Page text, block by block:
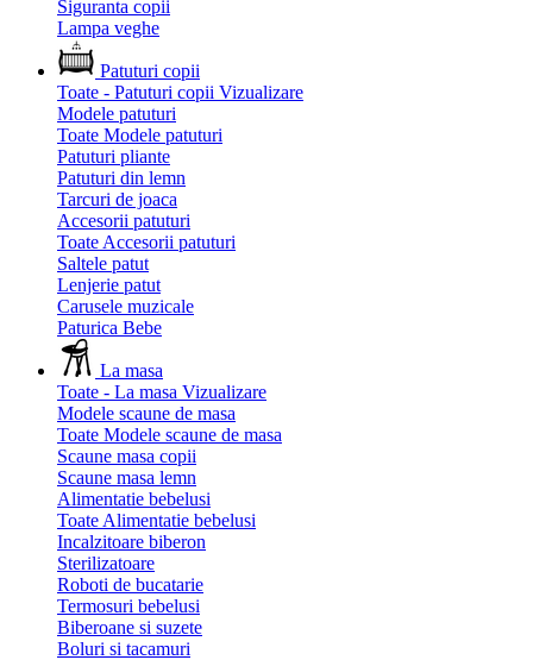
Siguranta copii
Lampa veghe
Patuturi copii
Toate - Patuturi copii Vizualizare
Modele patuturi
Toate Modele patuturi
Patuturi pliante
Patuturi din lemn
Tarcuri de joaca
Accesorii patuturi
Toate Accesorii patuturi
Saltele patut
Lenjerie patut
Carusele muzicale
Paturica Bebe
La masa
Toate - La masa Vizualizare
Modele scaune de masa
Toate Modele scaune de masa
Scaune masa copii
Scaune masa lemn
Alimentatie bebelusi
Toate Alimentatie bebelusi
Incalzitoare biberon
Sterilizatoare
Roboti de bucatarie
Termosuri bebelusi
Biberoane si suzete
Boluri si tacamuri